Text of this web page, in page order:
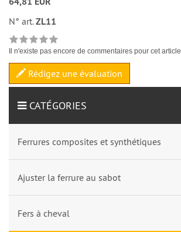
N° art.ZL11
Il n'existe pas encore de commentaires pour cet article.
Rédigez une évaluation
CATÉGORIES
Ferrures composites et synthétiques
Ajuster la ferrure au sabot
Fers à cheval